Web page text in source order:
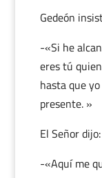
Gedeón
-«Si he
eres tú
hasta que
presente. »
El Señor dijo:
-«Aquí me